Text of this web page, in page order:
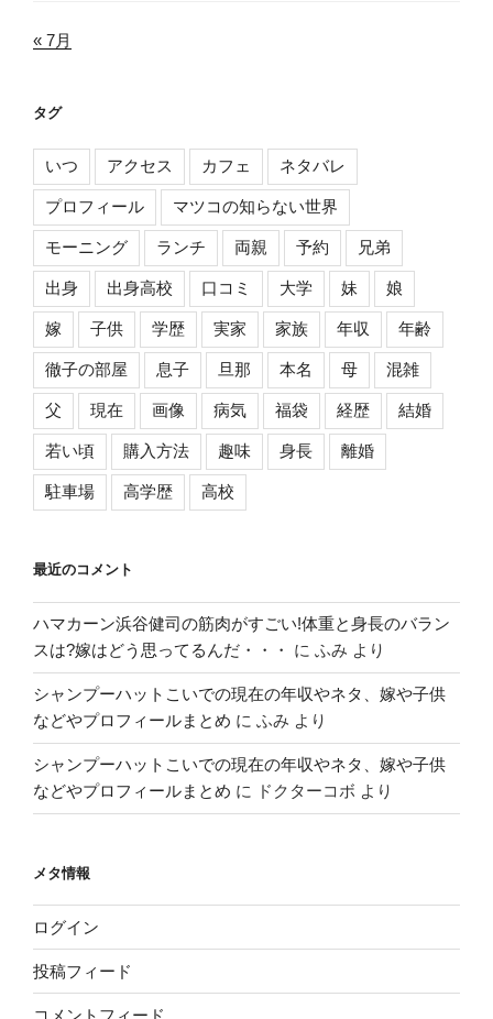
« 7月
タグ
いつ アクセス カフェ ネタバレ
プロフィール マツコの知らない世界
モーニング ランチ 両親 予約 兄弟
出身 出身高校 口コミ 大学 妹 娘
嫁 子供 学歴 実家 家族 年収 年齢
徹子の部屋 息子 旦那 本名 母 混雑
父 現在 画像 病気 福袋 経歴 結婚
若い頃 購入方法 趣味 身長 離婚
駐車場 高学歴 高校
最近のコメント
ハマカーン浜谷健司の筋肉がすごい!体重と身長のバラン
スは?嫁はどう思ってるんだ・・・
に ふみ より
シャンプーハットこいでの現在の年収やネタ、嫁や子供
などやプロフィールまとめ に ふみ より
シャンプーハットこいでの現在の年収やネタ、嫁や子供
などやプロフィールまとめ に ドクターコボ より
メタ情報
ログイン
投稿フィード
コメントフィード